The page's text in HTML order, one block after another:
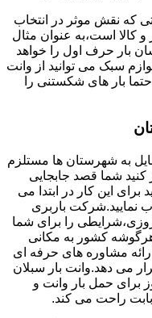
که نقش موثر در انتخاب
و کالا است،به عنوان مثال
بار حرف اول را خواهد
سبک می توانید از وانت
حتما بار های شکستنی را
به شهرستان ها مستلزم
شما قصد جابجایی
برای این کار در ابتدا می
نمایید.شرکت باربری
روزی،شرایطی را برای شما
هرگوشه کشور به مکانی
مشاوره های حرفه ای
می دهد.وانت بار سبلان
برای حمل بار وانت و
راحت می کند.